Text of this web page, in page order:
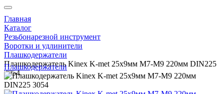
Главная
Каталог
Резьбонарезной инструмент
Воротки и удлинители
Плашкодержатели
Плашкодержатель Kinex K-met 25х9мм М7-М9 220мм DIN225
3054
Плашкодержатели